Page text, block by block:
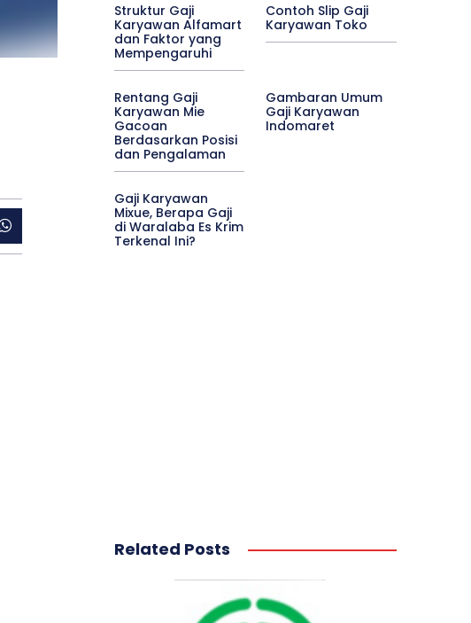
Struktur Gaji
Karyawan Alfamart
dan Faktor yang
Mempengaruhi
Contoh Slip Gaji
Karyawan Toko
Rentang Gaji
Karyawan Mie
Gacoan
Berdasarkan Posisi
dan Pengalaman
Gambaran Umum
Gaji Karyawan
Indomaret
Gaji Karyawan
Mixue, Berapa Gaji
di Waralaba Es Krim
Terkenal Ini?
Related Posts